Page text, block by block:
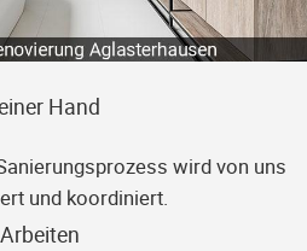
Hand
wird von uns
und koordiniert.